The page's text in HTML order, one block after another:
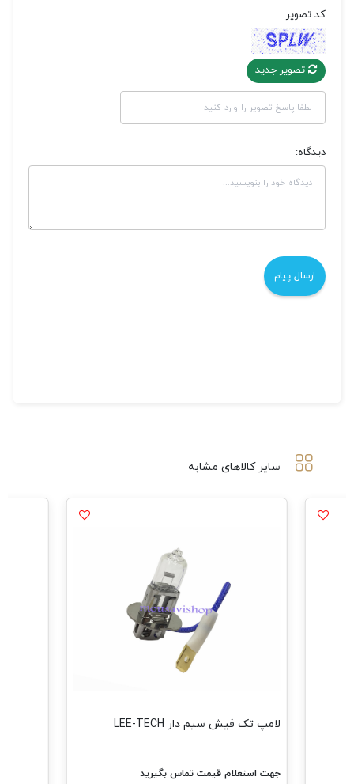
کد تصویر
تصویر جدید
دیدگاه:
سایر کالاهای مشابه
لامپ تک فیش سیم دار LEE-TECH
جهت استعلام قیمت تماس بگیرید